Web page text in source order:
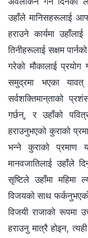
उहाँले मानिसहरूलाई
हराउने कार्यमा
तिनीहरूलाई सक्षम
गरेको मौकालाई प्रयोग
समुद्रमा भएका
सर्वशक्तिमान्‌ताको
गर्छन्, र उहाँको
हराउनुभएको कुराको
भन्‍ने कुराको प्रमाण
मानवजातिलाई उहाँले
सृष्टिले उहाँमा महिमा
विजयको साथ
विजयी राजाको रूपमा
हराउनु मात्रै होइन,